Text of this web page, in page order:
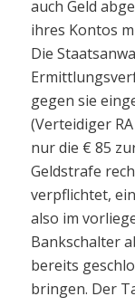
auch Geld
ihres Kontos
Die
gegen sie
(Verteidiger
nur die € 85
Geldstrafe
verpflichtet,
also im
Bankschalter
bereits
bringen. Der